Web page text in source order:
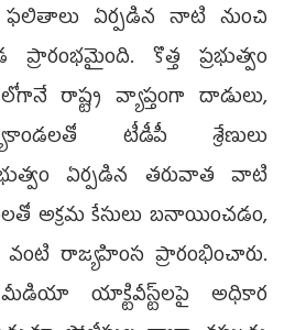
ఏర్పడిన నాటి నుంచి
కొత్త ప్రభుత్వం
రాష్ట్ర వ్యాప్తంగా దాడులు,
టీడీపీ శ్రేణులు
ఏర్పడిన తరువాత వాటి
అక్రమ కేసులు బనాయించడం,
రాజ్యహింస ప్రారంభించారు.
యాక్టివీస్ట్‌లపై అధికార